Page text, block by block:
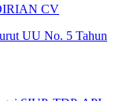
CV
UU No. 5 Tahun